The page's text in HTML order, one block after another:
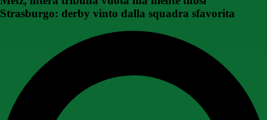
Strasburgo: derby vinto dalla squadra sfavorita